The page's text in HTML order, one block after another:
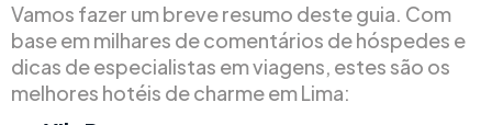
Vamos fazer um breve resumo deste guia. Com
base em milhares de comentários de hóspedes e
dicas de especialistas em viagens, estes são os
melhores hotéis de charme em Lima: